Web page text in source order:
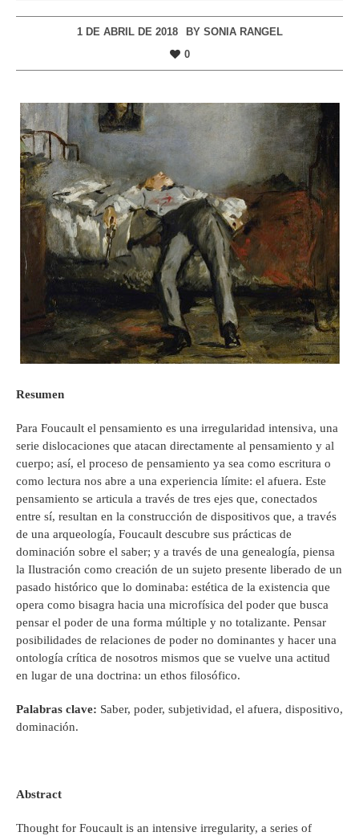
1 DE ABRIL DE 2018 BY SONIA RANGEL
0
Resumen
Para Foucault el pensamiento es una irregularidad intensiva, una
serie dislocaciones que atacan directamente al pensamiento y al
cuerpo; así, el proceso de pensamiento ya sea como escritura o
como lectura nos abre a una experiencia límite: el afuera. Este
pensamiento se articula a través de tres ejes que, conectados
entre sí, resultan en la construcción de dispositivos que, a través
de una arqueología, Foucault descubre sus prácticas de
dominación sobre el saber; y a través de una genealogía, piensa
la Ilustración como creación de un sujeto presente liberado de un
pasado histórico que lo dominaba: estética de la existencia que
opera como bisagra hacia una microfísica del poder que busca
pensar el poder de una forma múltiple y no totalizante. Pensar
posibilidades de relaciones de poder no dominantes y hacer una
ontología crítica de nosotros mismos que se vuelve una actitud
en lugar de una doctrina: un ethos filosófico.
Palabras clave: Saber, poder, subjetividad, el afuera, dispositivo,
dominación.
Abstract
Thought for Foucault is an intensive irregularity, a series of